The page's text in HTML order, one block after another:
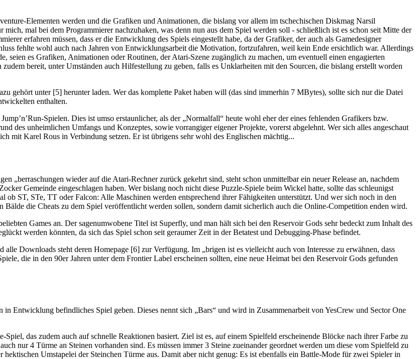
Elementen werden und die Grafiken und Animationen, die bislang vor allem im tschechischen Diskmag Narsil
mal bei dem Programmierer nachzuhaken, was denn nun aus dem Spiel werden soll - schließlich ist es schon seit Mitte der
erfahren müssen, dass er die Entwicklung des Spiels eingestellt habe, da der Grafiker, der auch als Gamedesigner
fehlte wohl auch nach Jahren von Entwicklungsarbeit die Motivation, fortzufahren, weil kein Ende ersichtlich war. Allerdings
seien es Grafiken, Animationen oder Routinen, der Atari-Szene zugänglich zu machen, um eventuell einen engagierten
bereit, unter Umständen auch Hilfestellung zu geben, falls es Unklarheiten mit den Sourcen, die bislang erstellt worden
gehört unter [5] herunter laden. Wer das komplette Paket haben will (das sind immerhin 7 MBytes), sollte sich nur die Datei
enthalten.
Spielen. Dies ist umso erstaunlicher, als der „Normalfall“ heute wohl eher der eines fehlenden Grafikers bzw.
des unheimlichen Umfangs und Konzeptes, sowie vorrangiger eigener Projekte, vorerst abgelehnt. Wer sich alles angeschaut
mit Karel Rous in Verbindung setzen. Er ist übrigens sehr wohl des Englischen mächtig...
„berraschungen wieder auf die Atari-Rechner zurück gekehrt sind, steht schon unmittelbar ein neuer Release an, nachdem
Gemeinde eingeschlagen haben. Wer bislang noch nicht diese Puzzle-Spiele beim Wickel hatte, sollte das schleunigst
ob ST, STe, TT oder Falcon: Alle Maschinen werden entsprechend ihrer Fähigkeiten unterstützt. Und wer sich noch in den
die Cheats zu dem Spiel veröffentlicht werden sollen, sondern damit sicherlich auch die Online-Competition enden wird.
Games an. Der sagenumwobene Titel ist Superfly, und man hält sich bei den Reservoir Gods sehr bedeckt zum Inhalt des
werden könnten, da sich das Spiel schon seit geraumer Zeit in der Betatest und Debugging-Phase befindet.
Downloads steht deren Homepage [6] zur Verfügung. Im „brigen ist es vielleicht auch von Interesse zu erwähnen, dass
die in den 90er Jahren unter dem Frontier Label erscheinen sollten, eine neue Heimat bei den Reservoir Gods gefunden
Entwicklung befindliches Spiel geben. Dieses nennt sich „Bars“ und wird in Zusammenarbeit von YesCrew und Sector One
das zudem auch auf schnelle Reaktionen basiert. Ziel ist es, auf einem Spielfeld erscheinende Blöcke nach ihrer Farbe zu
nur 4 Türme an Steinen vorhanden sind. Es müssen immer 3 Steine zueinander geordnet werden um diese vom Spielfeld zu
Umstapelei der Steinchen Türme aus. Damit aber nicht genug: Es ist ebenfalls ein Battle-Mode für zwei Spieler in